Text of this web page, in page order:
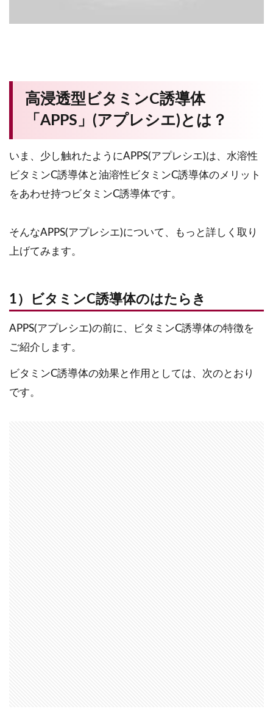
高浸透型ビタミンC誘導体
「APPS」(アプレシエ)とは？
いま、少し触れたようにAPPS(アプレシエ)は、水溶性
ビタミンC誘導体と油溶性ビタミンC誘導体のメリット
をあわせ持つビタミンC誘導体です。
そんなAPPS(アプレシエ)について、もっと詳しく取り
上げてみます。
1）ビタミンC誘導体のはたらき
APPS(アプレシエ)の前に、ビタミンC誘導体の特徴を
ご紹介します。
ビタミンC誘導体の効果と作用としては、次のとおり
です。